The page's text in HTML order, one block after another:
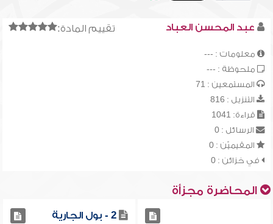
تقييم المادة: عبد المحسن العباد
معلومات : ---
ملحوظة : ---
المستمعين : 71
التنزيل : 816
قراءة: 1041
الرسائل : 0
المقيميّن : 0
في خزائن : 0
المحاضرة مجزأة
2 - بول الجارية